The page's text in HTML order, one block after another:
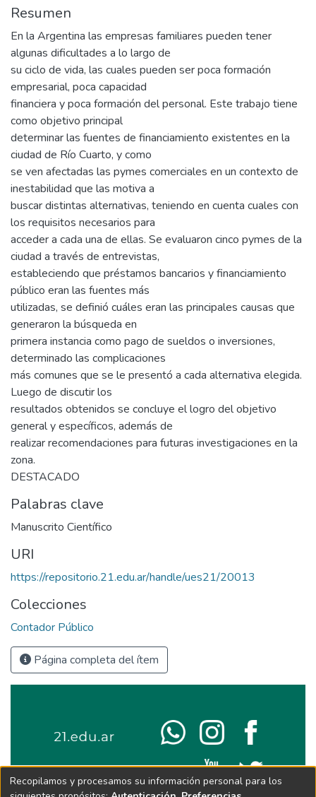
Resumen
En la Argentina las empresas familiares pueden tener
algunas dificultades a lo largo de
su ciclo de vida, las cuales pueden ser poca formación
empresarial, poca capacidad
financiera y poca formación del personal. Este trabajo tiene
como objetivo principal
determinar las fuentes de financiamiento existentes en la
ciudad de Río Cuarto, y como
se ven afectadas las pymes comerciales en un contexto de
inestabilidad que las motiva a
buscar distintas alternativas, teniendo en cuenta cuales con
los requisitos necesarios para
acceder a cada una de ellas. Se evaluaron cinco pymes de la
ciudad a través de entrevistas,
estableciendo que préstamos bancarios y financiamiento
público eran las fuentes más
utilizadas, se definió cuáles eran las principales causas que
generaron la búsqueda en
primera instancia como pago de sueldos o inversiones,
determinado las complicaciones
más comunes que se le presentó a cada alternativa elegida.
Luego de discutir los
resultados obtenidos se concluye el logro del objetivo
general y específicos, además de
realizar recomendaciones para futuras investigaciones en la
zona.
DESTACADO
Palabras clave
Manuscrito Científico
URI
https://repositorio.21.edu.ar/handle/ues21/20013
Colecciones
Contador Público
Página completa del ítem
Recopilamos y procesamos su información personal para los